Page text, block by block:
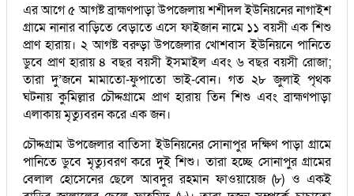
এর আগে ৫ আগষ্ট ব্রাহ্মণপাড়া উপজেলায় শশীদল ইউনিয়নের নাগাইশ
গ্রামে নানার বাড়িতে বেড়াতে এসে ফাইজান নামে ১১ বয়সী এক শিশু
প্রাণ হারায়। ২ আগষ্ট বরুড়া উপজেলার খোশবাস ইউনিয়নে পানিতে
ডুবে প্রাণ হারায় ৪ বছর বয়সী ইসমাইল এবং ৬ বছর বয়সী রোজা;
তারা দু’জনে মামাতো-ফুপাতো ভাই-বোন। গত ২৮ জুলাই পৃথক
ঘটনায় কুমিল্লার চৌদ্দগ্রামে প্রাণ হারায় তিন শিশু এবং ব্রাহ্মণপাড়া
এলাকায় মৃত্যুবরন করে এক জন।
চৌদ্দগ্রাম উপজেলার বাতিসা ইউনিয়নের সোনাপুর দক্ষিণ পাড়া গ্রামে
পানিতে ডুবে মৃত্যুবরণ করে দুই শিশু। তারা হচ্ছে সোনাপুর গ্রামের
বেলাল হোসেনের ছেলে আবদুর রহমান ফাওয়ায়েজ (৮) ও একই